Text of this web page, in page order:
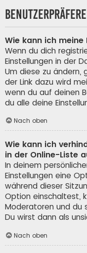
Wie kann ich meine
Wenn du dich
Einstellungen in der
Um diese zu ändern,
der Link dazu wird
wenn du auf deinen
du alle deine
Nach oben
Wie kann ich
in der Online-Liste
In deinem
Einstellungen eine
während dieser
Option einschaltest,
Moderatoren und du
Du wirst dann als
Nach oben